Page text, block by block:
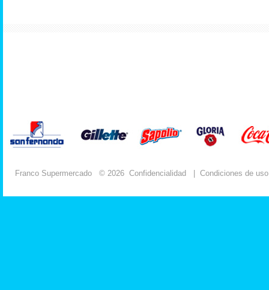
Franco Supermercado © 2026 Confidencialidad Condiciones de uso